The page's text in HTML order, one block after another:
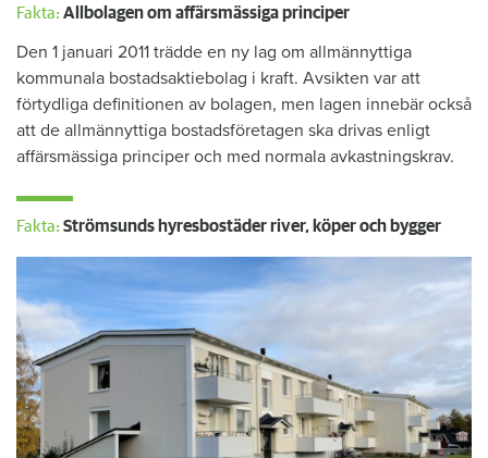
Fakta: Allbolagen om affärsmässiga principer
Den 1 januari 2011 trädde en ny lag om allmännyttiga
kommunala bostadsaktiebolag i kraft. Avsikten var att
förtydliga definitionen av bolagen, men lagen innebär också
att de allmännyttiga bostadsföretagen ska drivas enligt
affärsmässiga principer och med normala avkastningskrav.
Fakta: Strömsunds hyresbostäder river, köper och bygger